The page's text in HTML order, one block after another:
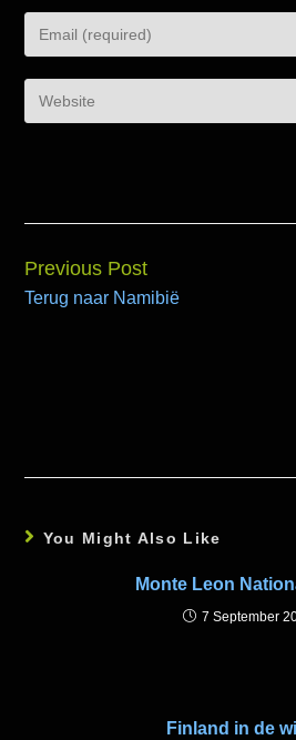
Continue
Reading
Previous Post
Terug naar Namibië
You Might Also Like
Monte Leon
7 September
Finland in de